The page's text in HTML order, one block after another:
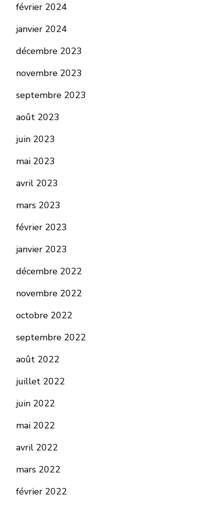
février 2024
janvier 2024
décembre 2023
novembre 2023
septembre 2023
août 2023
juin 2023
mai 2023
avril 2023
mars 2023
février 2023
janvier 2023
décembre 2022
novembre 2022
octobre 2022
septembre 2022
août 2022
juillet 2022
juin 2022
mai 2022
avril 2022
mars 2022
février 2022